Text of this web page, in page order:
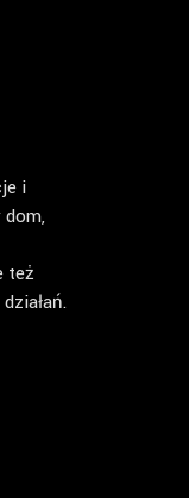
i
dom,
też